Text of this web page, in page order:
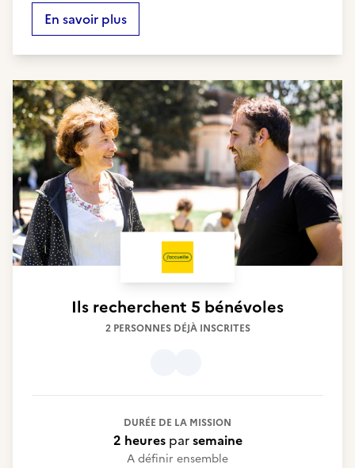
En savoir plus
Ils recherchent 5 bénévoles
2 PERSONNES DÉJÀ INSCRITES
DURÉE DE LA MISSION
2 heuresparsemaine
A définir ensemble